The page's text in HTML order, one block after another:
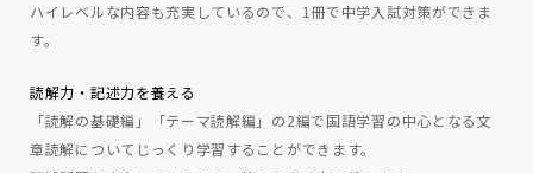
ハイレベルな内容も充実しているので、1冊で中学入試対策ができま
す。
読解力・記述力を養える
「読解の基礎編」「テーマ読解編」の2編で国語学習の中心となる文
章読解についてじっくり学習することができます。